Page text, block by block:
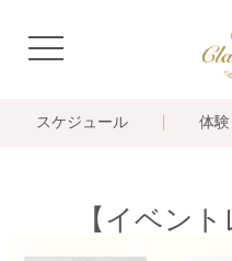
navigation
スケジュール 体
【イベン